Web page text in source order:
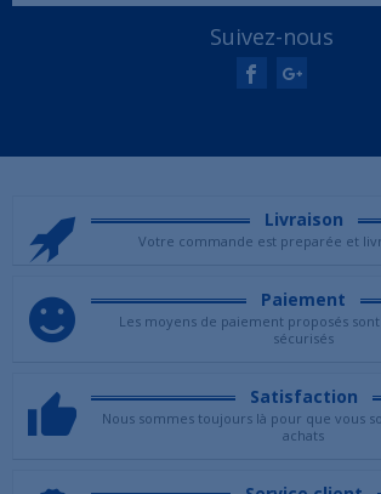
Suivez-nous
Livraison
Votre commande est preparée et
Paiement
Les moyens de paiement proposés
sécurisés
Satisfaction
Nous sommes toujours là pour que vous
achats